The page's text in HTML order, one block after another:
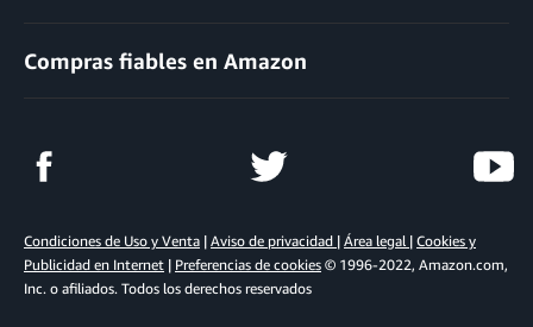
Compras fiables en Amazon
Condiciones de Uso y Venta | Aviso de privacidad | Área legal | Cookies y
Publicidad en Internet | Preferencias de cookies © 1996-2022, Amazon.com,
Inc. o afiliados. Todos los derechos reservados